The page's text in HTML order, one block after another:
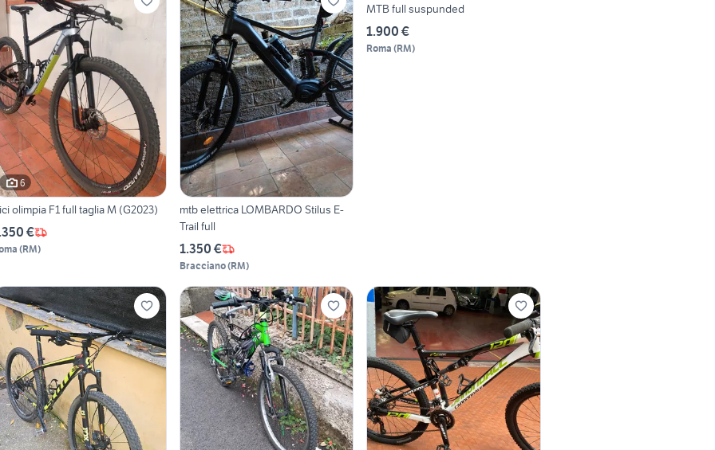
6
olimpia F1 full taglia M (G2023)
€
(RM)
mtb elettrica LOMBARDO Stilus E-
Trail full
1.350 €
Bracciano(RM)
MTB full suspunded
1.900 €
Roma (RM)